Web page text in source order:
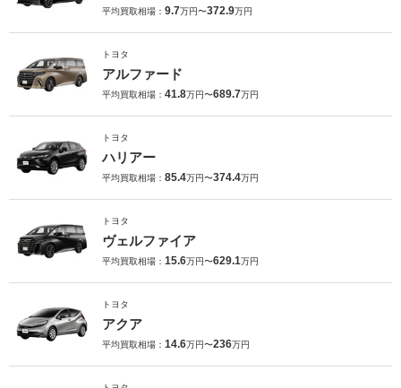
平均買取相場： 9.7万円〜372.9万円
トヨタ
アルファード
平均買取相場： 41.8万円〜689.7万円
トヨタ
ハリアー
平均買取相場： 85.4万円〜374.4万円
トヨタ
ヴェルファイア
平均買取相場： 15.6万円〜629.1万円
トヨタ
アクア
平均買取相場： 14.6万円〜236万円